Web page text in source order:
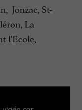
Jonzac, St-
La
l'Ecole,